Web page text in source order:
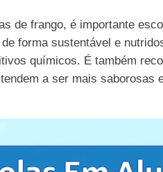
de frango, é importante
forma sustentável e
químicos. É também
a ser mais saborosas